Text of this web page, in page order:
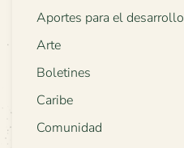
Aportes para el desarrollo
Arte
Boletines
Caribe
Comunidad